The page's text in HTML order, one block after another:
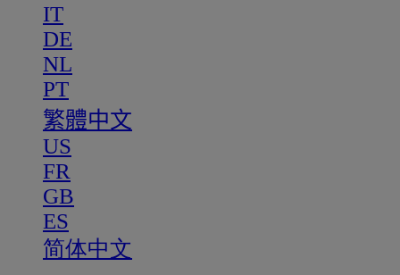
IT
DE
NL
PT
繁體中文
US
FR
GB
ES
简体中文